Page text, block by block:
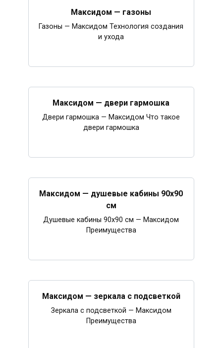
Максидом — газоны
Газоны — Максидом Технология создания
и ухода
Максидом — двери гармошка
Двери гармошка — Максидом Что такое
двери гармошка
Максидом — душевые кабины 90х90
см
Душевые кабины 90х90 см — Максидом
Преимущества
Максидом — зеркала с подсветкой
Зеркала с подсветкой — Максидом
Преимущества